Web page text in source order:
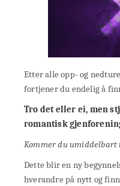
Etter alle opp- og
fortjener du endelig å
Tro det eller ei, men
romantisk
Kommer du umiddelbart
Dette blir en ny
hverandre på nytt og